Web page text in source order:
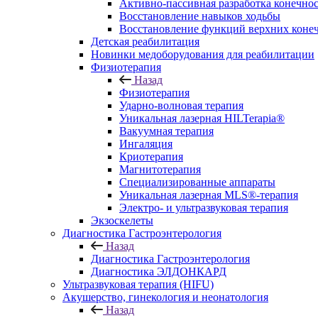
Активно-пассивная разработка
Восстановление навыков ходьбы
Восстановление функций верхних
Детская реабилитация
Новинки медоборудования для реабилитации
Физиотерапия
Назад
Физиотерапия
Ударно-волновая терапия
Уникальная лазерная HILTerapia®
Вакуумная терапия
Ингаляция
Криотерапия
Магнитотерапия
Специализированные аппараты
Уникальная лазерная MLS®-терапия
Электро- и ультразвуковая терапия
Экзоскелеты
Диагностика Гастроэнтерология
Назад
Диагностика Гастроэнтерология
Диагностика ЭЛДОНКАРД
Ультразвуковая терапия (HIFU)
Акушерство, гинекология и неонатология
Назад